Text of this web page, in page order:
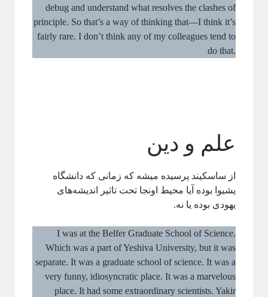
debug and understand what resolves the clashes of
principle. So that’s a way of thinking that—I think it’s
fairly rare. I don’t think any of my colleagues tend to
do that.
علم و دین
از ساسکیند پرسیده میشه که زمانی که دانشگاه
یشیوا بوده آیا محیط اونجا تحت تاثیر اندیشه‌های
یهودی بوده یا نه.
I was at the Belfer Graduate School of Science.
Which was a part of Yeshiva University, but it was
separate. It was a graduate school of science. It was a
very funny, idiosyncratic place. It was a marvelous
place. It had some extraordinary scientists. Yakir